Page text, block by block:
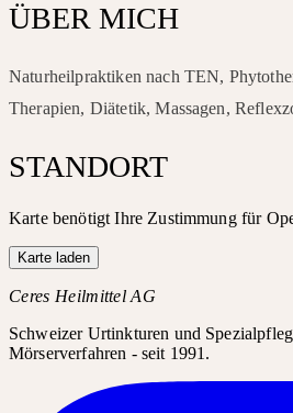
ÜBER MICH
Naturheilpraktiken nach TEN,
Therapien, Diätetik, Massagen,
STANDORT
Karte benötigt Ihre Zustimmung für
Karte laden
Ceres Heilmittel AG
Schweizer Urtinkturen und
Mörserverfahren - seit 1991.